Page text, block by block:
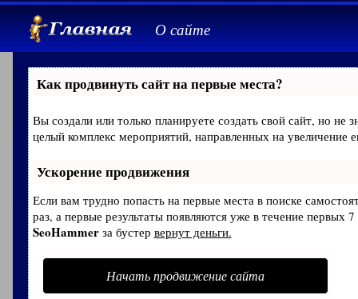
О сайте
Как продвинуть сайт на первые места?
Вы создали или только планируете создать свой сайт, но не
целый комплекс мероприятий, направленных на
Ускорение продвижения
Если вам трудно попасть на первые места в поиске
раз, а первые результаты появляются уже в течение первых
SeoHammerза бустер вернут деньги.
Начать продвижение сайта